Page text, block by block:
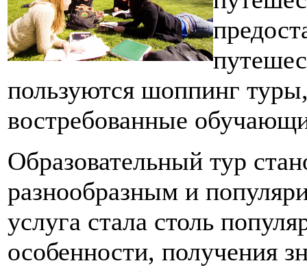
пользуются шоппинг
востребованные
Образовательный тур
разнообразным и
услуга стала столь
особенности, получения